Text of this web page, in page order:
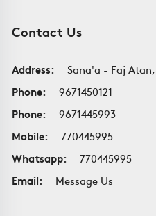
Contact Us
Address:
Sana'a - Faj
Phone:
9671450121
Phone:
9671445993
Mobile:
770445995
Whatsapp:
770445995
Email:
Message Us